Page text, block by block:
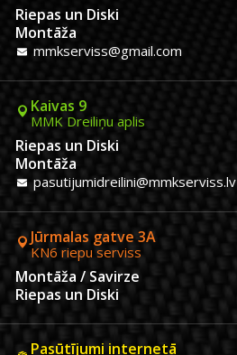
Riepas un Diski
Montāža
mmkserviss@gmail.com
Kaivas 9
MMK Dreiliņu aplis
Riepas un Diski
Montāža
pasutijumidreilini@mmkserviss.lv
Jūrmalas gatve 3A
KN6 riepu serviss
Montāža / Savirze
Riepas un Diski
Pasūtījumi internetā